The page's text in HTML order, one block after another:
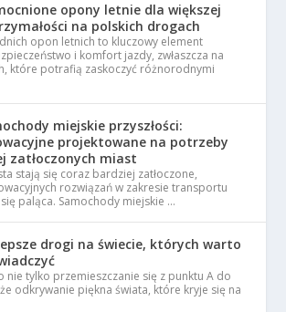
opony letnie dla większej
na polskich drogach
opon letnich to kluczowy element
i komfort jazdy, zwłaszcza na
które potrafią zaskoczyć różnorodnymi
miejskie przyszłości:
projektowane na potrzeby
zatłoczonych miast
stają się coraz bardziej zatłoczone,
rozwiązań w zakresie transportu
paląca. Samochody miejskie …
drogi na świecie, których warto
nie tylko przemieszczanie się z punktu A do
odkrywanie piękna świata, które kryje się na